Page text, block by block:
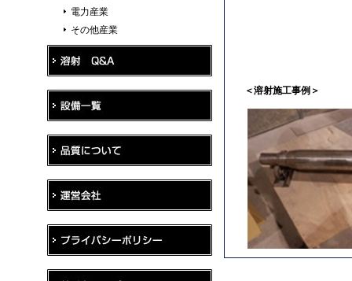
＜溶射施工事例＞
電力産業
その他産業